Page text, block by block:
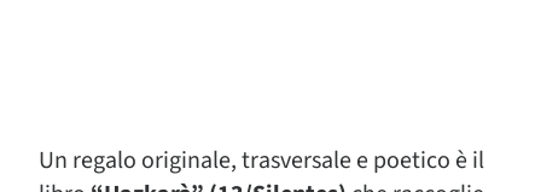
Un regalo originale, trasversale e poetico è il